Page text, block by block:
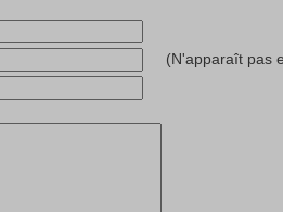
(N'apparaît pas